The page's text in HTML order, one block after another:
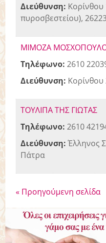
Διεύθυνση: Κορίνθου
πυροσβεστείου),
ΜΙΜΟΖΑ
Τηλέφωνο: 2610
Διεύθυνση:
ΤΟΥΛΙΠΑ ΤΗΣ ΓΙΩΤΑΣ
Τηλέφωνο: 2610
Διεύθυνση: Έλληνος
Πάτρα
« Προηγούμενη σελίδα